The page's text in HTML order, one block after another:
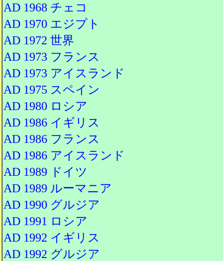
AD 1968 チェコ
AD 1970 エジプト
AD 1972 世界
AD 1973 フランス
AD 1973 アイスランド
AD 1975 スペイン
AD 1980 ロシア
AD 1986 イギリス
AD 1986 フランス
AD 1986 アイスランド
AD 1989 ドイツ
AD 1989 ルーマニア
AD 1990 グルジア
AD 1991 ロシア
AD 1992 イギリス
AD 1992 グルジア